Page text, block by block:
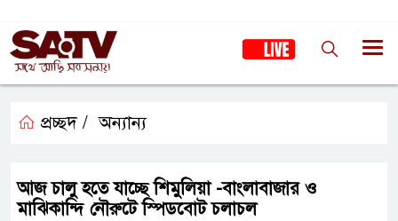
প্রচ্ছদ / অন্যান্য
আজ চালু হতে যাচ্ছে শিমুলিয়া -বাংলাবাজার ও
মাঝিকান্দি নৌরুটে স্পিডবোট চলাচল